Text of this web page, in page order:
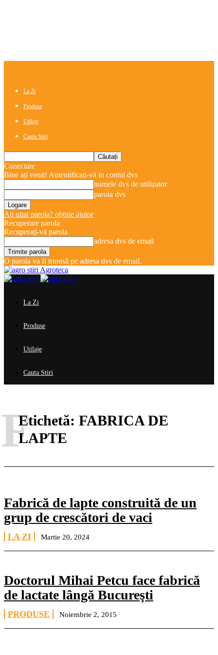
La Zi
Produse
Utilaje
Cauta Stiri
Conectare
Bine ați venit! Autentificați-vă in contul dvs
numele dvs de utilizator
parola dvs
Ați uitat parola? obține ajutor
Recuperare parola
Recuperați-vă parola
adresa dvs de email
O parola va fi trimisă pe adresa dvs de email.
Agroteca
La Zi
Produse
Utilaje
Cauta Stiri
Etichetă: FABRICA DE
LAPTE
F
Fabrică de lapte construită de un
grup de crescători de vaci
LA ZI Martie 20, 2024
Doctorul Mihai Petcu face fabrică
de lactate lângă Bucureşti
PRODUSE Noiembrie 2, 2015